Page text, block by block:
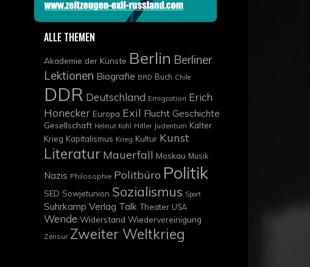
ALLE THEMEN
Akademie der Künste Berlin Berliner
Lektionen Biografie BRD Buch Chile
DDR Deutschland Emigration Erich
Honecker Europa Exil Flucht Geschichte
Gesellschaft Helmut Kohl Hitler Judentum Kalter
Krieg Kapitalismus Krieg Kultur Kunst
Literatur Mauerfall Moskau Musik
Nazis Philosophie Politbüro Politik
SED Sowjetunion Sozialismus Sport
Suhrkamp Verlag Talk Theater USA
Wende Widerstand Wiedervereinigung
Zensur Zweiter Weltkrieg